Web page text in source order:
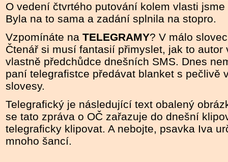
O vedení čtvrtého putování kolem vlasti
Byla na to sama a zadání splnila na stopro.
Vzpomínáte na TELEGRAMY? V málo
Čtenář si musí fantasií přimyslet, jak to autor
vlastně předchůdce dnešních SMS. Dnes
paní telegrafistce předávat blanket s pečlivě
slovesy.
Telegrafický je následující text obalený
se tato zpráva o OČ zařazuje do dnešní
telegraficky klipovat. A nebojte, psavka Iva
mnoho šancí.